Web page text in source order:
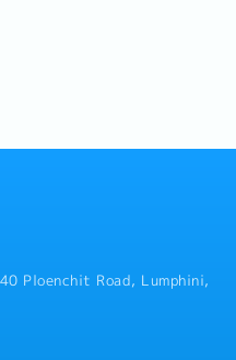
Ploenchit Road, Lumphini,